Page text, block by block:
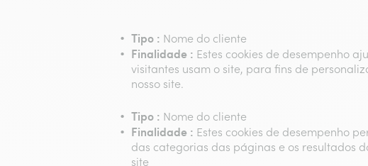
Tipo : Nome do cliente
Finalidade : Estes cookies de desempenho
visitantes usam o site, para fins de
nosso site.
Tipo : Nome do cliente
Finalidade : Estes cookies de desempenho
das categorias das páginas e os resultados
site